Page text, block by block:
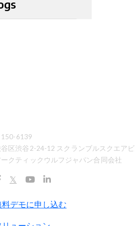
150-6139
区渋谷2-24-12 スクランブルスクエア
ークティックウルフジャパン合同会社
𝕏
料デモに申し込む